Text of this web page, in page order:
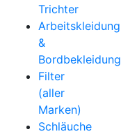
Trichter
Arbeitskleidung
&
Bordbekleidung
Filter
(aller
Marken)
Schläuche